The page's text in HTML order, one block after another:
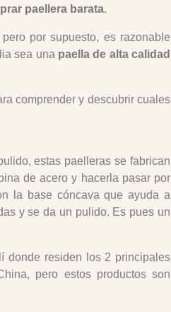
paellera barata.
por supuesto, es razonable
sea una paella de alta calidad
comprender y descubrir cuales
estas paelleras se fabrican
de acero y hacerla pasar por
la base cóncava que ayuda a
y se da un pulido. Es pues un
donde residen los 2 principales
pero estos productos son